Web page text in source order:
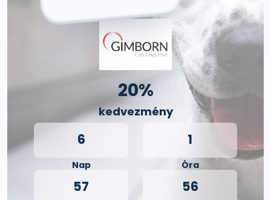
20%
kedvezmény
6
Nap
1
Óra
57 55